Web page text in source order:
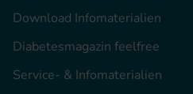
Download Infomaterialien
Diabetesmagazin feelfree
Service- & Infomaterialien